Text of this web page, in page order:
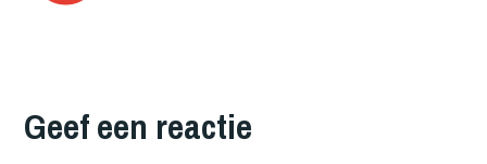
Geef een reactie